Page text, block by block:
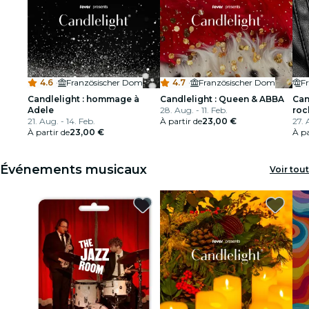
4.6 ·
Französischer Dom
Candlelight : hommage à
Adele
21. Aug. - 14. Feb.
À partir de23,00 €
4.7 ·
Französischer Dom
Candlelight : Queen & ABBA
28. Aug. - 11. Feb.
À partir de23,00 €
27.
À
Événements musicaux Voir tout